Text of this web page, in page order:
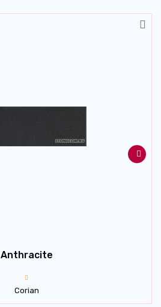
Anthracite
Corian